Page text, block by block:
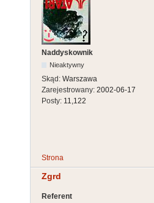
Naddyskownik
Nieaktywny
Skąd: Warszawa
Zarejestrowany: 2002-06-17
Posty: 11,122
Strona
Zgrd
Referent